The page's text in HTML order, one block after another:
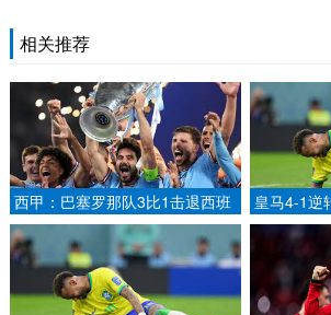
相关推荐
西甲：巴塞罗那队3比1击退西班
牙人.
皇马4-1逆
甲 姆巴佩